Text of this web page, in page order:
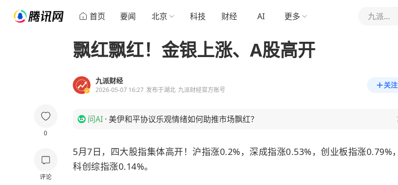
首页 要闻 北京 科技 财经 AI 更多 九派财经
0
评论
飘红飘红！金银上涨、A股高开
九派财经
2026-05-07 16:27 发布于湖北 九派财经官方账号
关注
问AI · 美伊和平协议乐观情绪如何助推市场飘红？
5月7日，四大股指集体高开！沪指涨0.2%，深成指涨0.53%，创业板指涨0.79%，
科创综指涨0.14%。